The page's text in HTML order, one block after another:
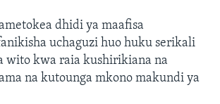
dhidi ya maafisa
uchaguzi huo huku serikali
wito kwa raia kushirikiana na
na kutounga mkono makundi ya